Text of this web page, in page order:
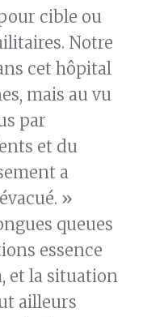
cible ou
Notre
cet hôpital
mais au vu
par
et du
a
»
queues
essence
et la situation
ailleurs